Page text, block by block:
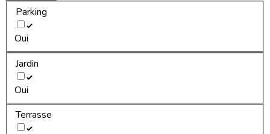
Parking
Oui
Jardin
Oui
Terrasse